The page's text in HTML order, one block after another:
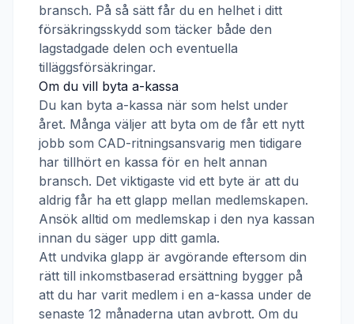
bransch. På så sätt får du en helhet i ditt
försäkringsskydd som täcker både den
lagstadgade delen och eventuella
tilläggsförsäkringar.
Om du vill byta a-kassa
Du kan byta a-kassa när som helst under
året. Många väljer att byta om de får ett nytt
jobb som CAD-ritningsansvarig men tidigare
har tillhört en kassa för en helt annan
bransch. Det viktigaste vid ett byte är att du
aldrig får ha ett glapp mellan medlemskapen.
Ansök alltid om medlemskap i den nya kassan
innan du säger upp ditt gamla.
Att undvika glapp är avgörande eftersom din
rätt till inkomstbaserad ersättning bygger på
att du har varit medlem i en a-kassa under de
senaste 12 månaderna utan avbrott. Om du